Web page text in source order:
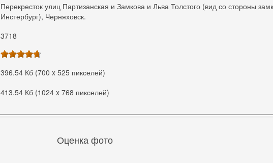
Перекресток улиц Партизанская и Замкова и Льва Толстого (вид со стороны
Инстербург), Черняховск.
3718
396.54 Кб (700 x 525 пикселей)
413.54 Кб (1024 x 768 пикселей)
Оценка фото